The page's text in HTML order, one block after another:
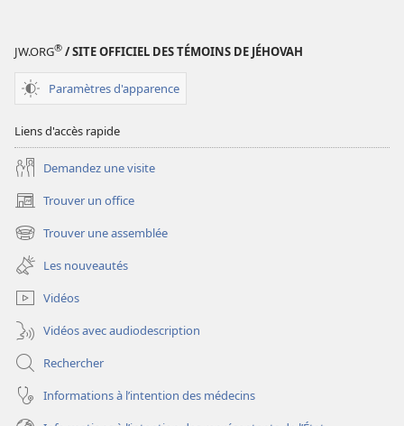
la
JW.ORG® / SITE OFFICIEL DES TÉMOINS DE JÉHOVAH
Paramètres d'apparence
Liens d'accès rapide
Demandez une visite
Trouver un office
(ouvre
une
nouvelle
fenêtre)
Trouver une assemblée
(ouvre
une
nouvelle
fenêtre)
Les nouveautés
Vidéos
Vidéos avec audiodescription
Rechercher
Informations à l’intention des médecins